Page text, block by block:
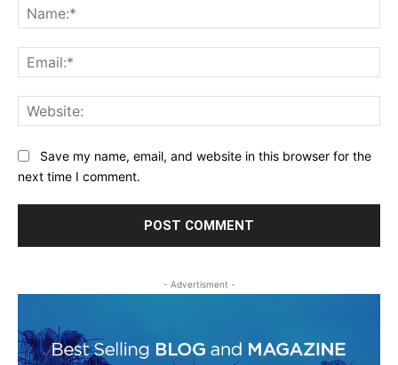
Save my name, email, and website in this browser for the
next time I comment.
- Advertisment -